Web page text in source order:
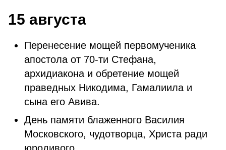
15 августа
Перенесение мощей первомученика
апостола от 70-ти Стефана,
архидиакона и обретение мощей
праведных Никодима, Гамалиила и
сына его Авива.
День памяти блаженного Василия
Московского, чудотворца, Христа ради